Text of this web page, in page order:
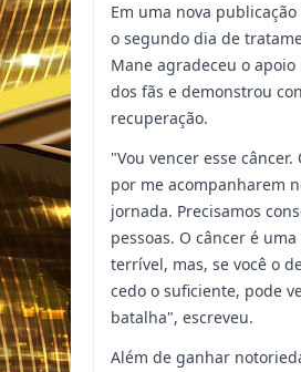
Em uma nova
o segundo dia de
Mane agradeceu o
dos fãs e demonstrou
recuperação.
"Vou vencer esse
por me acompanharem
jornada. Precisamos
pessoas. O câncer é uma
terrível, mas, se você o
cedo o suficiente, pode
batalha", escreveu.
Além de ganhar